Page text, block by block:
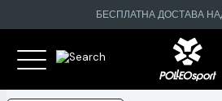
БЕСПЛАТНА ДОСТАВА